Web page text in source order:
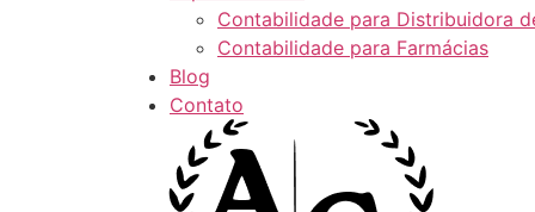
Contabilidade para Distribuidora
Contabilidade para Farmácias
Blog
Contato